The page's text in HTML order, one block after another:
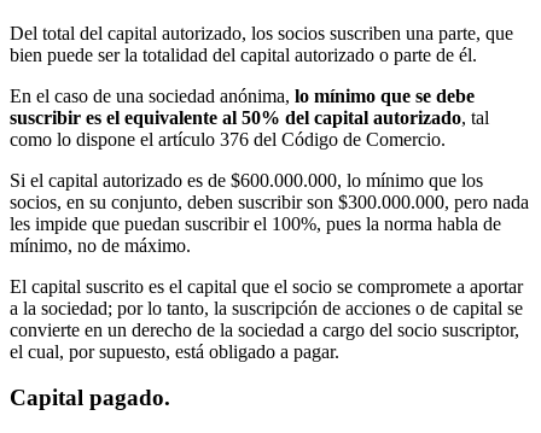
Del total del capital autorizado, los socios suscriben una parte, que
bien puede ser la totalidad del capital autorizado o parte de él.
En el caso de una sociedad anónima, lo mínimo que se debe
suscribir es el equivalente al 50% del capital autorizado, tal
como lo dispone el artículo 376 del Código de Comercio.
Si el capital autorizado es de $600.000.000, lo mínimo que los
socios, en su conjunto, deben suscribir son $300.000.000, pero nada
les impide que puedan suscribir el 100%, pues la norma habla de
mínimo, no de máximo.
El capital suscrito es el capital que el socio se compromete a aportar
a la sociedad; por lo tanto, la suscripción de acciones o de capital se
convierte en un derecho de la sociedad a cargo del socio suscriptor,
el cual, por supuesto, está obligado a pagar.
Capital pagado.